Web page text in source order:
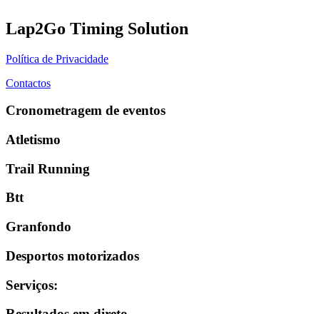
Lap2Go Timing Solution
Política de Privacidade
Contactos
Cronometragem de eventos
Atletismo
Trail Running
Btt
Granfondo
Desportos motorizados
Serviços: